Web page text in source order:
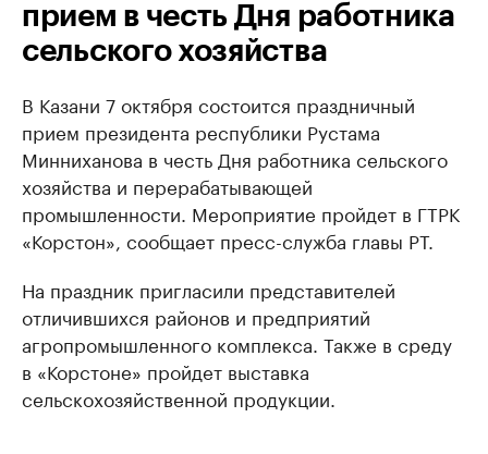
прием в честь Дня работника
сельского хозяйства
В Казани 7 октября состоится праздничный
прием президента республики Рустама
Минниханова в честь Дня работника сельского
хозяйства и перерабатывающей
промышленности. Мероприятие пройдет в ГТРК
«Корстон», сообщает пресс-служба главы РТ.
На праздник пригласили представителей
отличившихся районов и предприятий
агропромышленного комплекса. Также в среду
в «Корстоне» пройдет выставка
сельскохозяйственной продукции.